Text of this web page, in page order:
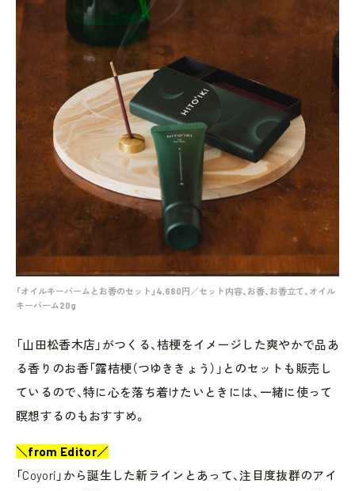
「オイルキーバームとお香のセット」4,680円／セット内容、お香、お香立て、オイル
キーバーム20g
「山田松香木店」がつくる、桔梗をイメージした爽やかで品あ
る香りのお香「露桔梗（つゆききょう）」とのセットも販売し
ているので、特に心を落ち着けたいときには、一緒に使って
瞑想するのもおすすめ。
＼from Editor／
「Coyori」から誕生した新ラインとあって、注目度抜群のアイ